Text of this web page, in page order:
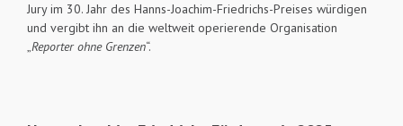
Jury im 30. Jahr des Hanns-Joachim-Friedrichs-Preises würdigen
und vergibt ihn an die weltweit operierende Organisation
„Reporter ohne Grenzen“.